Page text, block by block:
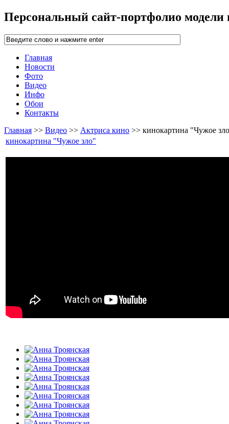
Персональный сайт-портфолио
Главная
Новости
Фото
Видео
Инфо
Обои
Контакты
Главная >> Видео >> Актриса кино >> кинокартина "Чужое
кинокартина "Чужое зло"